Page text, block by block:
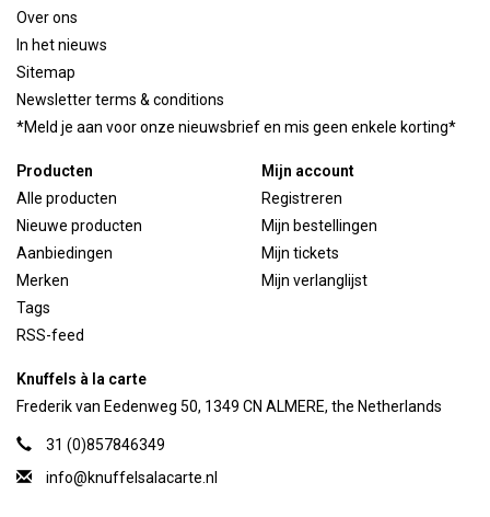
Over ons
In het nieuws
Sitemap
Newsletter terms & conditions
*Meld je aan voor onze nieuwsbrief en mis geen enkele korting*
Producten
Alle producten
Nieuwe producten
Aanbiedingen
Merken
Tags
RSS-feed
Mijn account
Registreren
Mijn bestellingen
Mijn tickets
Mijn verlanglijst
Knuffels à la carte
Frederik van Eedenweg 50, 1349 CN ALMERE, the Netherlands
31 (0)857846349
info@knuffelsalacarte.nl